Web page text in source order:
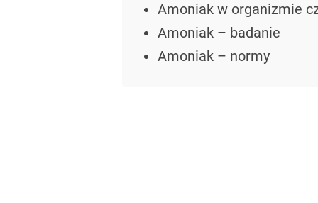
Amoniak w organizmie
Amoniak – badanie
Amoniak – normy